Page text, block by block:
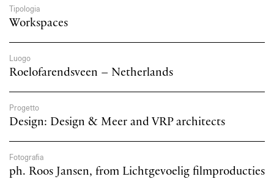
Tipologia
Workspaces
Luogo
Roelofarendsveen – Netherlands
Progetto
Design: Design & Meer and VRP architects
Fotografia
ph. Roos Jansen, from Lichtgevoelig filmproducties